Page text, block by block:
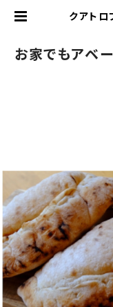
クアトロ
お家でもアベ